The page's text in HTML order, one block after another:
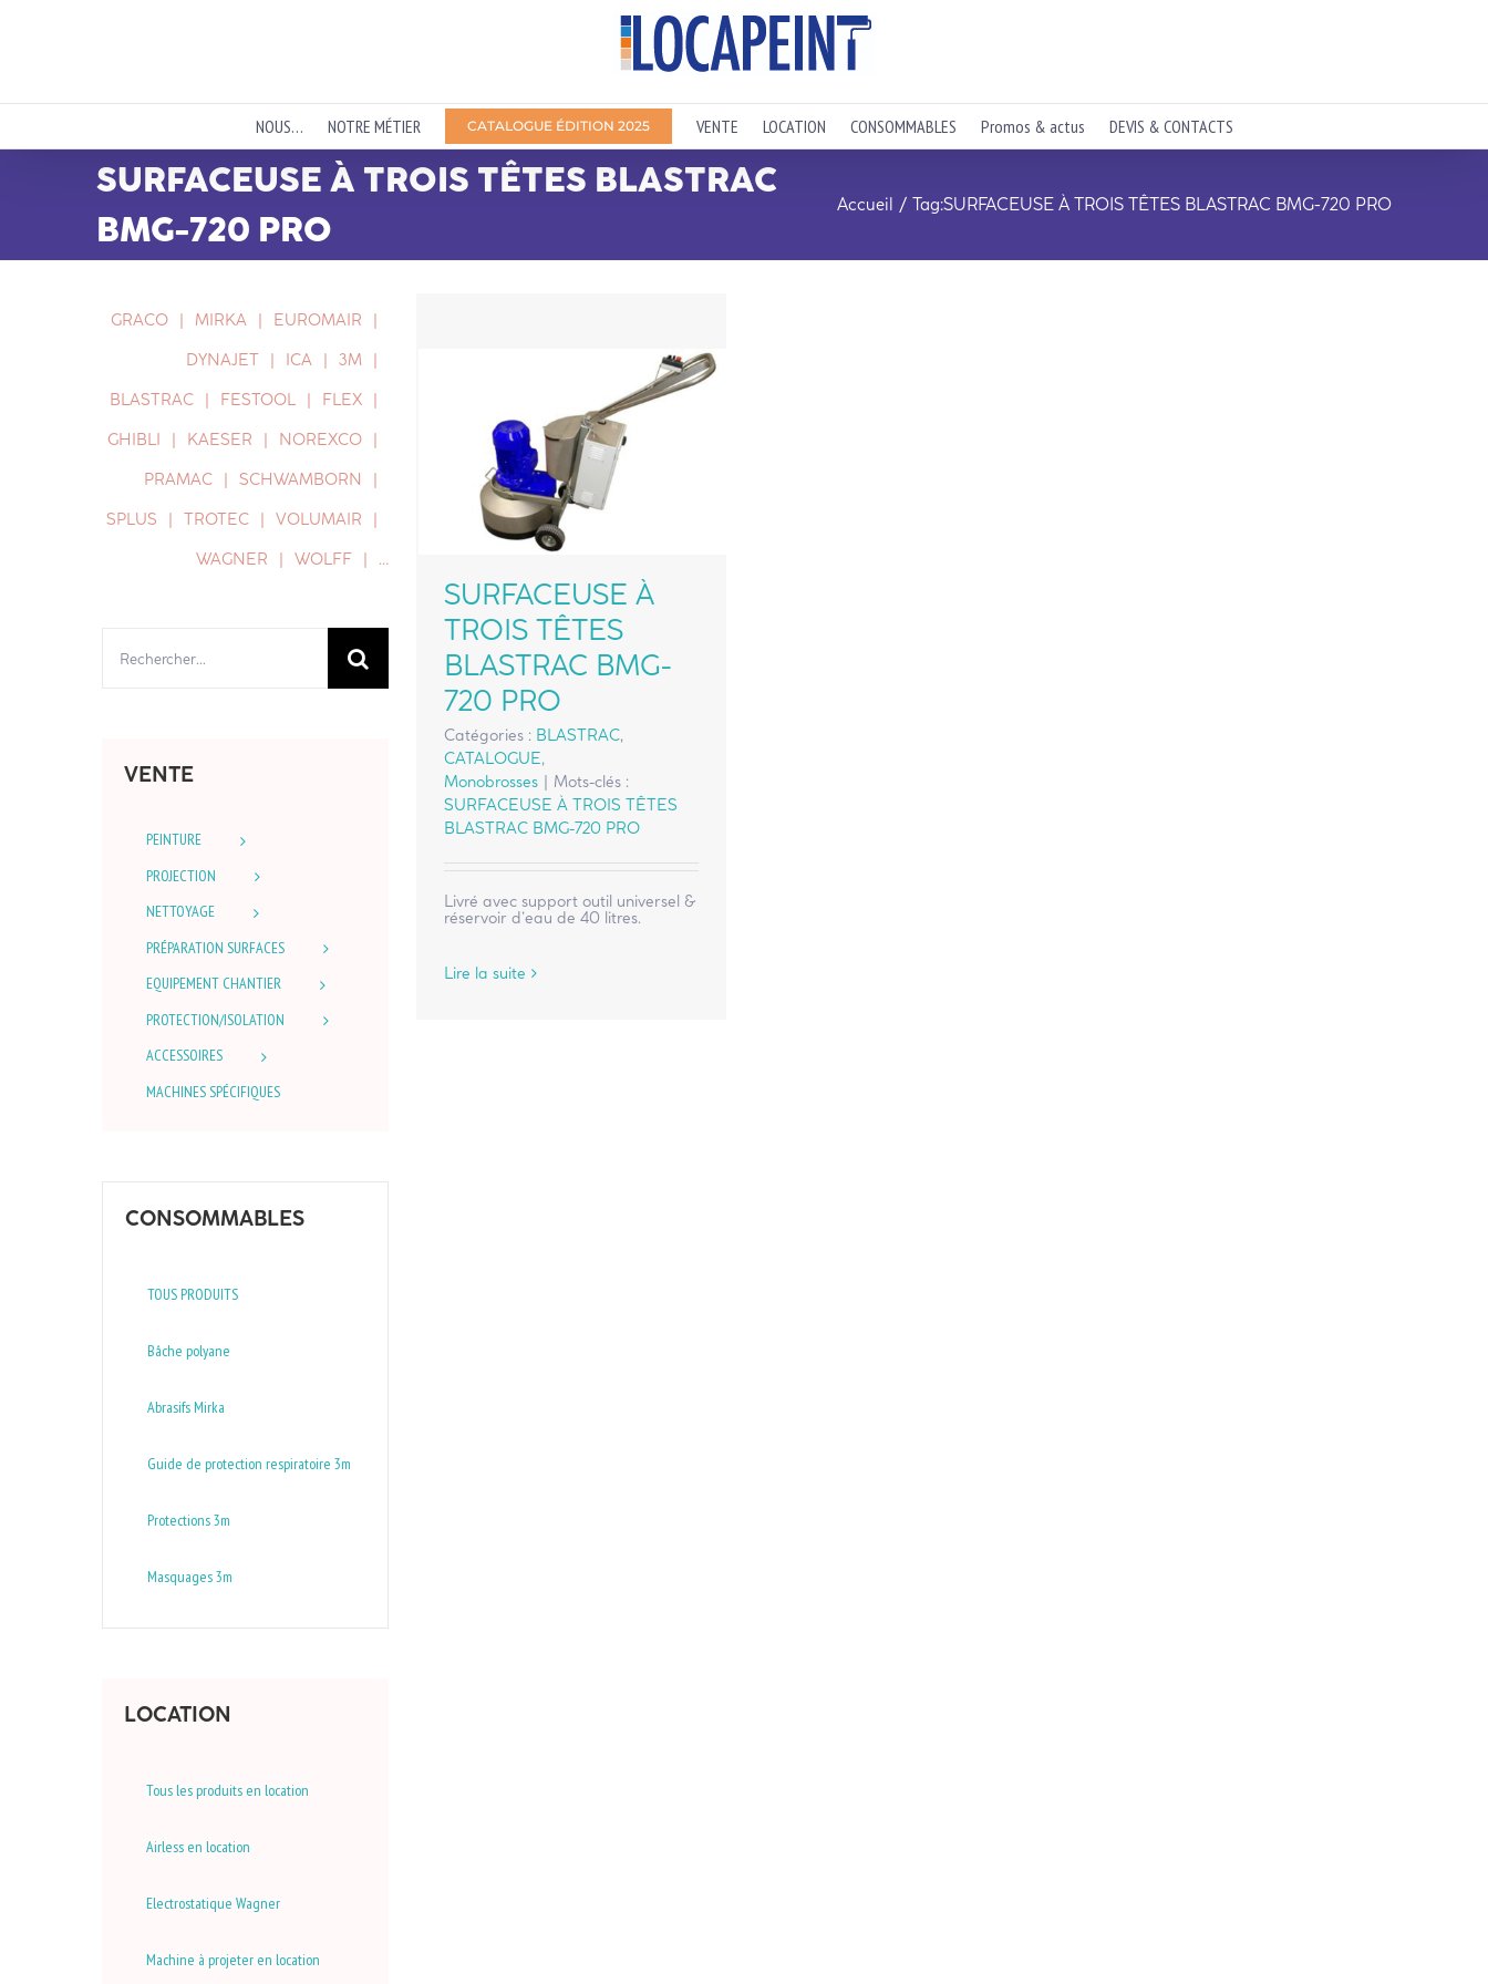
NOUS… NOTRE MÉTIER CATALOGUE ÉDITION 2025 VENTE LOCATION CONSOMMABLES Promos & actus DEVIS & CONTACTS
SURFACEUSE À TROIS TÊTES BLASTRAC
BMG-720 PRO
Accueil Tag:SURFACEUSE À TROIS TÊTES BLASTRAC BMG-720 PRO
SURFACEUSE À
TROIS TÊTES
BLASTRAC BMG-
720 PRO
Catégories : BLASTRAC,
CATALOGUE,
Monobrosses | Mots-clés :
SURFACEUSE À TROIS TÊTES
BLASTRAC BMG-720 PRO
Livré avec support outil universel &
réservoir d’eau de 40 litres.
Lire la suite
GRACO MIRKA
EUROMAIR
DYNAJET
ICA
3M
BLASTRAC
FESTOOL
FLEX
GHIBLI
KAESER
NOREXCO
PRAMAC
SCHWAMBORN
SPLUS
TROTEC
VOLUMAIR
WAGNER
WOLFF …
VENTE
PEINTURE
PROJECTION
NETTOYAGE
PRÉPARATION SURFACES
EQUIPEMENT CHANTIER
PROTECTION/ISOLATION
ACCESSOIRES
MACHINES SPÉCIFIQUES
CONSOMMABLES
TOUS PRODUITS
Bâche polyane
Abrasifs Mirka
Guide de protection respiratoire 3m
Protections 3m
Masquages 3m
LOCATION
Tous les produits en location
Airless en location
Electrostatique Wagner
Machine à projeter en location